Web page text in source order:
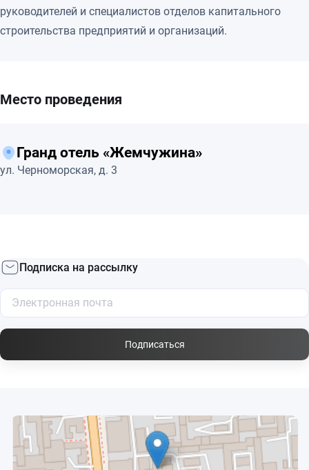
руководителей и специалистов отделов капитального
строительства предприятий и организаций.
Место проведения
Гранд отель «Жемчужина»
ул. Черноморская, д. 3
Подписка на рассылку
Подписаться